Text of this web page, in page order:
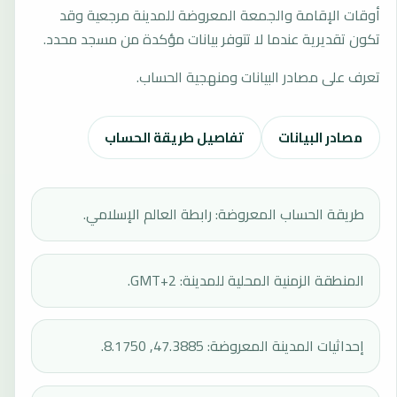
أوقات الإقامة والجمعة المعروضة للمدينة مرجعية وقد
تكون تقديرية عندما لا تتوفر بيانات مؤكدة من مسجد محدد.
تعرف على مصادر البيانات ومنهجية الحساب.
مصادر البيانات تفاصيل طريقة الحساب
طريقة الحساب المعروضة: رابطة العالم الإسلامي.
المنطقة الزمنية المحلية للمدينة: GMT+2.
إحداثيات المدينة المعروضة: 47.3885, 8.1750.